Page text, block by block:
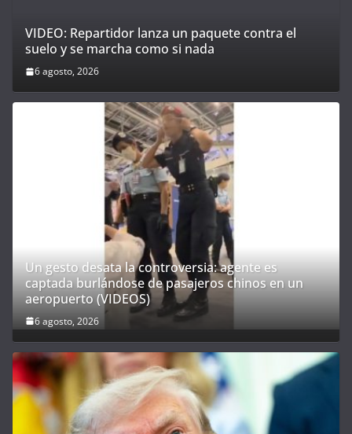
VIDEO: Repartidor lanza un paquete contra el
suelo y se marcha como si nada
6 agosto, 2026
Un gesto desata la controversia: agente es
captada burlándose de pasajeros chinos en un
aeropuerto (VIDEOS)
6 agosto, 2026